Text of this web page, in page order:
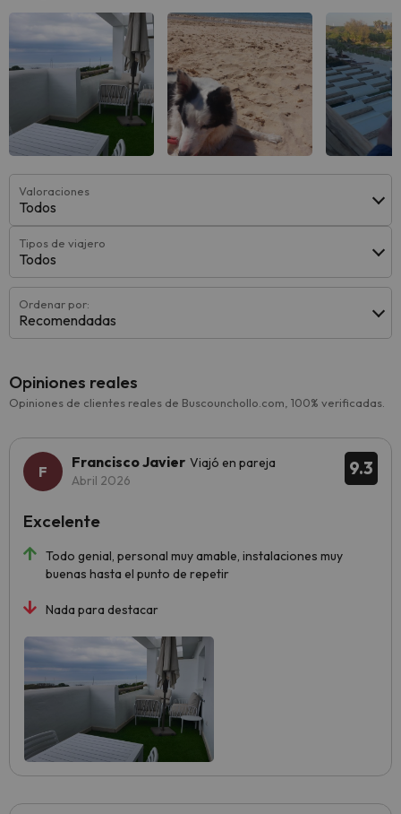
Valoraciones
Todos
Tipos de viajero
Todos
Ordenar por:
Recomendadas
Opiniones reales
Opiniones de clientes reales de Buscounchollo.com, 100% verificadas.
9.3
Francisco Javier Viajó en pareja
Abril 2026
Todo genial, personal muy amable, instalaciones muy
buenas hasta el punto de repetir
Nada para destacar
Excelente